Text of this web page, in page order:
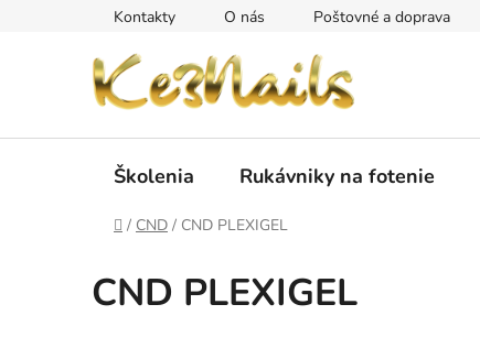
Kontakty O nás Poštovné a doprava
Školenia Rukávniky na fotenie
Domov
/ CND / CND PLEXIGEL
CND PLEXIGEL